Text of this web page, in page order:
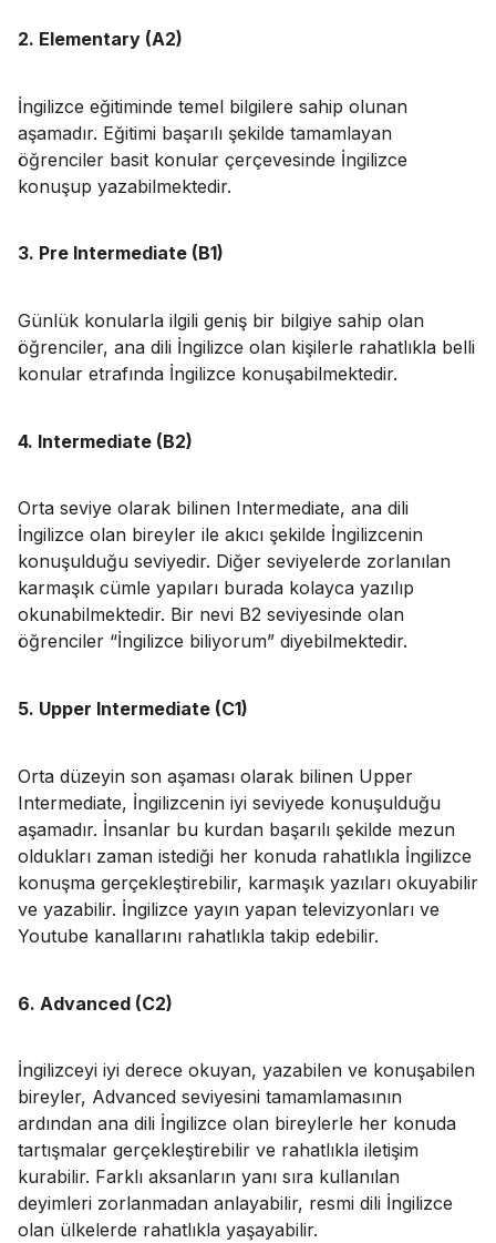
2. Elementary (A2)
İngilizce eğitiminde temel bilgilere sahip olunan
aşamadır. Eğitimi başarılı şekilde tamamlayan
öğrenciler basit konular çerçevesinde İngilizce
konuşup yazabilmektedir.
3. Pre Intermediate (B1)
Günlük konularla ilgili geniş bir bilgiye sahip olan
öğrenciler, ana dili İngilizce olan kişilerle rahatlıkla belli
konular etrafında İngilizce konuşabilmektedir.
4. Intermediate (B2)
Orta seviye olarak bilinen Intermediate, ana dili
İngilizce olan bireyler ile akıcı şekilde İngilizcenin
konuşulduğu seviyedir. Diğer seviyelerde zorlanılan
karmaşık cümle yapıları burada kolayca yazılıp
okunabilmektedir. Bir nevi B2 seviyesinde olan
öğrenciler “İngilizce biliyorum” diyebilmektedir.
5. Upper Intermediate (C1)
Orta düzeyin son aşaması olarak bilinen Upper
Intermediate, İngilizcenin iyi seviyede konuşulduğu
aşamadır. İnsanlar bu kurdan başarılı şekilde mezun
oldukları zaman istediği her konuda rahatlıkla İngilizce
konuşma gerçekleştirebilir, karmaşık yazıları okuyabilir
ve yazabilir. İngilizce yayın yapan televizyonları ve
Youtube kanallarını rahatlıkla takip edebilir.
6. Advanced (C2)
İngilizceyi iyi derece okuyan, yazabilen ve konuşabilen
bireyler, Advanced seviyesini tamamlamasının
ardından ana dili İngilizce olan bireylerle her konuda
tartışmalar gerçekleştirebilir ve rahatlıkla iletişim
kurabilir. Farklı aksanların yanı sıra kullanılan
deyimleri zorlanmadan anlayabilir, resmi dili İngilizce
olan ülkelerde rahatlıkla yaşayabilir.